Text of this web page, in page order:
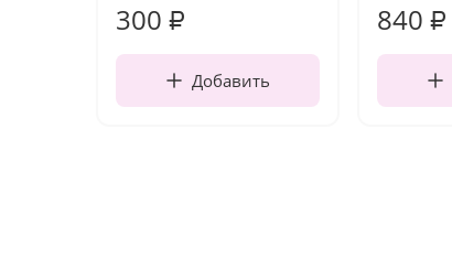
300 ₽
Добавить
840 ₽